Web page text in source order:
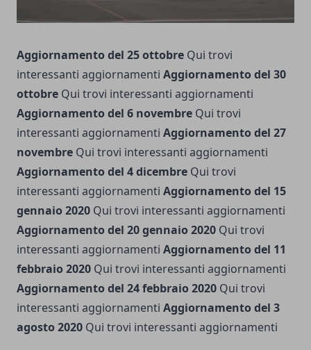
Aggiornamento del 25 ottobre Qui trovi
interessanti aggiornamenti Aggiornamento del 30
ottobre Qui trovi interessanti aggiornamenti
Aggiornamento del 6 novembre Qui trovi
interessanti aggiornamenti Aggiornamento del 27
novembre Qui trovi interessanti aggiornamenti
Aggiornamento del 4 dicembre Qui trovi
interessanti aggiornamenti Aggiornamento del 15
gennaio 2020 Qui trovi interessanti aggiornamenti
Aggiornamento del 20 gennaio 2020 Qui trovi
interessanti aggiornamenti Aggiornamento del 11
febbraio 2020 Qui trovi interessanti aggiornamenti
Aggiornamento del 24 febbraio 2020 Qui trovi
interessanti aggiornamenti Aggiornamento del 3
agosto 2020 Qui trovi interessanti aggiornamenti